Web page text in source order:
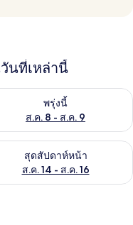
นที่เหล่านี้
7 - ส.ค. 8พรุ่งนี้
ส.ค. 8 - ส.ค. 9
สอบจำนวนห้องพักว่างใน
นี้ ส.ค. 7 - ส.ค. 9
สุดสัปดาห์หน้า
ส.ค. 14 - ส.ค. 16
สอบจำนวนห้องพักว่างใน